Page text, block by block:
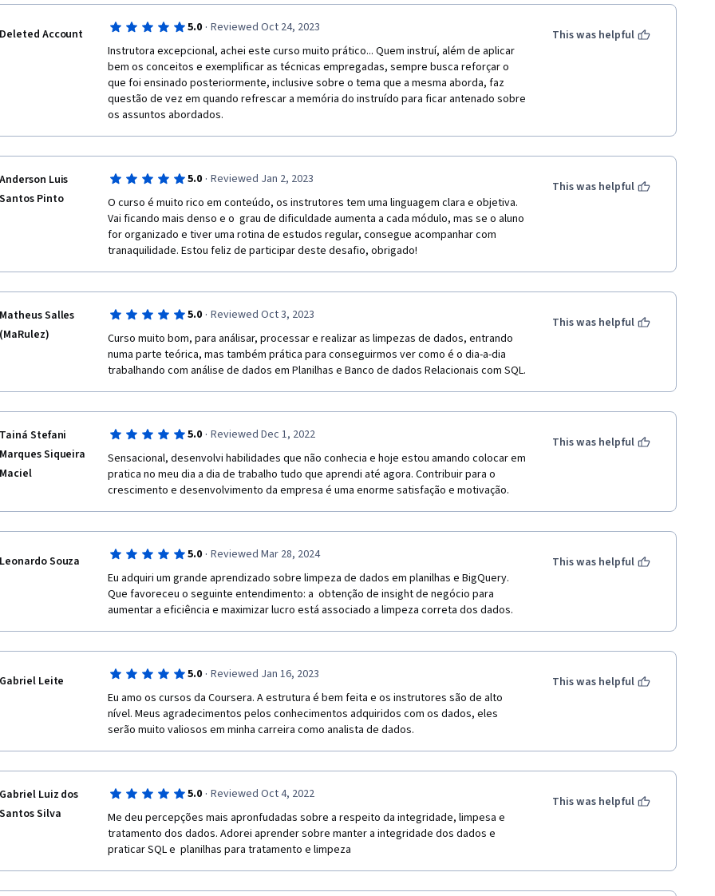
Deleted Account 5.0 · Reviewed Oct 24, 2023
Instrutora excepcional, achei este curso muito prático... Quem instruí, além de aplicar
bem os conceitos e exemplificar as técnicas empregadas, sempre busca reforçar o
que foi ensinado posteriormente, inclusive sobre o tema que a mesma aborda, faz
questão de vez em quando refrescar a memória do instruído para ficar antenado sobre
os assuntos abordados.
This was helpful
Anderson Luis
Santos Pinto
5.0 · Reviewed Jan 2, 2023
O curso é muito rico em conteúdo, os instrutores tem uma linguagem clara e objetiva.
Vai ficando mais denso e o  grau de dificuldade aumenta a cada módulo, mas se o aluno
for organizado e tiver uma rotina de estudos regular, consegue acompanhar com
tranaquilidade. Estou feliz de participar deste desafio, obrigado!
This was helpful
Matheus Salles
(MaRulez)
5.0 · Reviewed Oct 3, 2023
Curso muito bom, para análisar, processar e realizar as limpezas de dados, entrando
numa parte teórica, mas também prática para conseguirmos ver como é o dia-a-dia
trabalhando com análise de dados em Planilhas e Banco de dados Relacionais com SQL.
This was helpful
Tainá Stefani
Marques Siqueira
Maciel
5.0 · Reviewed Dec 1, 2022
Sensacional, desenvolvi habilidades que não conhecia e hoje estou amando colocar em
pratica no meu dia a dia de trabalho tudo que aprendi até agora. Contribuir para o
crescimento e desenvolvimento da empresa é uma enorme satisfação e motivação.
This was helpful
Leonardo Souza 5.0 · Reviewed Mar 28, 2024
Eu adquiri um grande aprendizado sobre limpeza de dados em planilhas e BigQuery.
Que favoreceu o seguinte entendimento: a  obtenção de insight de negócio para
aumentar a eficiência e maximizar lucro está associado a limpeza correta dos dados.
This was helpful
Gabriel Leite 5.0 · Reviewed Jan 16, 2023
Eu amo os cursos da Coursera. A estrutura é bem feita e os instrutores são de alto
nível. Meus agradecimentos pelos conhecimentos adquiridos com os dados, eles
serão muito valiosos em minha carreira como analista de dados.
This was helpful
Gabriel Luiz dos
Santos Silva
5.0 · Reviewed Oct 4, 2022
Me deu percepções mais apronfudadas sobre a respeito da integridade, limpesa e
tratamento dos dados. Adorei aprender sobre manter a integridade dos dados e
praticar SQL e  planilhas para tratamento e limpeza
This was helpful